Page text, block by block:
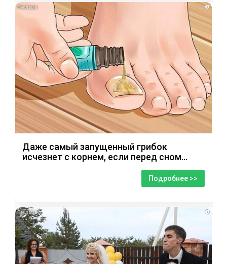
i
Даже самый запущенный грибок
исчезнет с корнем, если перед сном…
Подробнее >>
i